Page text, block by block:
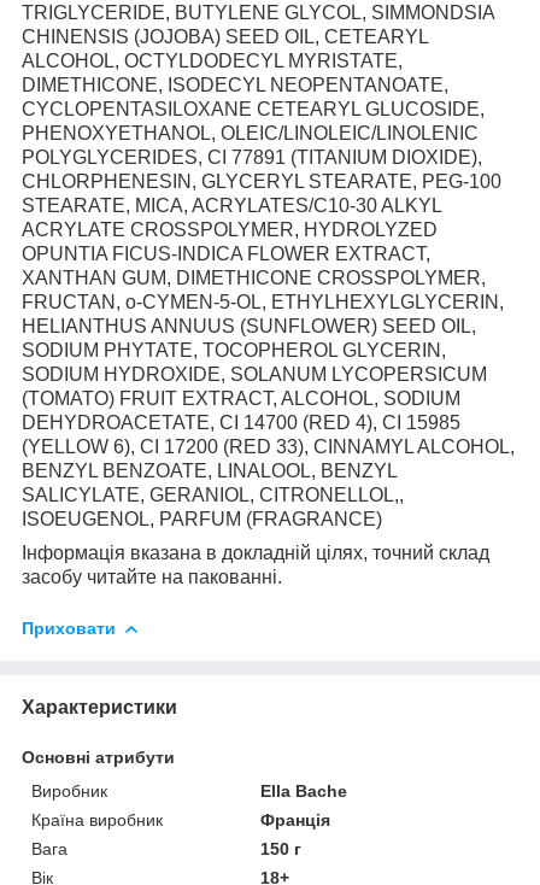
TRIGLYCERIDE, BUTYLENE GLYCOL, SIMMONDSIA
CHINENSIS (JOJOBA) SEED OIL, CETEARYL
ALCOHOL, OCTYLDODECYL MYRISTATE,
DIMETHICONE, ISODECYL NEOPENTANOATE,
CYCLOPENTASILOXANE CETEARYL GLUCOSIDE,
PHENOXYETHANOL, OLEIC/LINOLEIC/LINOLENIC
POLYGLYCERIDES, CI 77891 (TITANIUM DIOXIDE),
CHLORPHENESIN, GLYCERYL STEARATE, PEG-100
STEARATE, MICA, ACRYLATES/C10-30 ALKYL
ACRYLATE CROSSPOLYMER, HYDROLYZED
OPUNTIA FICUS-INDICA FLOWER EXTRACT,
XANTHAN GUM, DIMETHICONE CROSSPOLYMER,
FRUCTAN, o-CYMEN-5-OL, ETHYLHEXYLGLYCERIN,
HELIANTHUS ANNUUS (SUNFLOWER) SEED OIL,
SODIUM PHYTATE, TOCOPHEROL GLYCERIN,
SODIUM HYDROXIDE, SOLANUM LYCOPERSICUM
(TOMATO) FRUIT EXTRACT, ALCOHOL, SODIUM
DEHYDROACETATE, CI 14700 (RED 4), CI 15985
(YELLOW 6), CI 17200 (RED 33), CINNAMYL ALCOHOL,
BENZYL BENZOATE, LINALOOL, BENZYL
SALICYLATE, GERANIOL, CITRONELLOL,,
ISOEUGENOL, PARFUM (FRAGRANCE)
Інформація вказана в докладній цілях, точний склад
засобу читайте на пакованні.
Приховати
Характеристики
Основні атрибути
Виробник
Ella Bache
Країна виробник
Франція
Вага
150 г
Вік
18+